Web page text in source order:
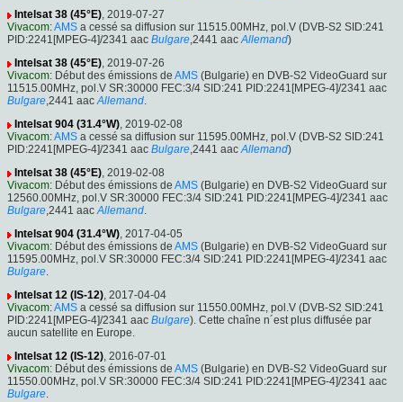
Intelsat 38 (45°E), 2019-07-27
Vivacom:AMS a cessé sa diffusion sur 11515.00MHz, pol.V (DVB-S2 SID:241
PID:2241[MPEG-4]/2341 aac Bulgare,2441 aac Allemand)
Intelsat 38 (45°E), 2019-07-26
Vivacom: Début des émissions de AMS (Bulgarie) en DVB-S2 VideoGuard sur
11515.00MHz, pol.V SR:30000 FEC:3/4 SID:241 PID:2241[MPEG-4]/2341 aac
Bulgare,2441 aac Allemand.
Intelsat 904 (31.4°W), 2019-02-08
Vivacom:AMS a cessé sa diffusion sur 11595.00MHz, pol.V (DVB-S2 SID:241
PID:2241[MPEG-4]/2341 aac Bulgare,2441 aac Allemand)
Intelsat 38 (45°E), 2019-02-08
Vivacom: Début des émissions de AMS (Bulgarie) en DVB-S2 VideoGuard sur
12560.00MHz, pol.V SR:30000 FEC:3/4 SID:241 PID:2241[MPEG-4]/2341 aac
Bulgare,2441 aac Allemand.
Intelsat 904 (31.4°W), 2017-04-05
Vivacom: Début des émissions de AMS (Bulgarie) en DVB-S2 VideoGuard sur
11595.00MHz, pol.V SR:30000 FEC:3/4 SID:241 PID:2241[MPEG-4]/2341 aac
Bulgare.
Intelsat 12 (IS-12), 2017-04-04
Vivacom:AMS a cessé sa diffusion sur 11550.00MHz, pol.V (DVB-S2 SID:241
PID:2241[MPEG-4]/2341 aac Bulgare). Cette chaîne n´est plus diffusée par
aucun satellite en Europe.
Intelsat 12 (IS-12), 2016-07-01
Vivacom: Début des émissions de AMS (Bulgarie) en DVB-S2 VideoGuard sur
11550.00MHz, pol.V SR:30000 FEC:3/4 SID:241 PID:2241[MPEG-4]/2341 aac
Bulgare.